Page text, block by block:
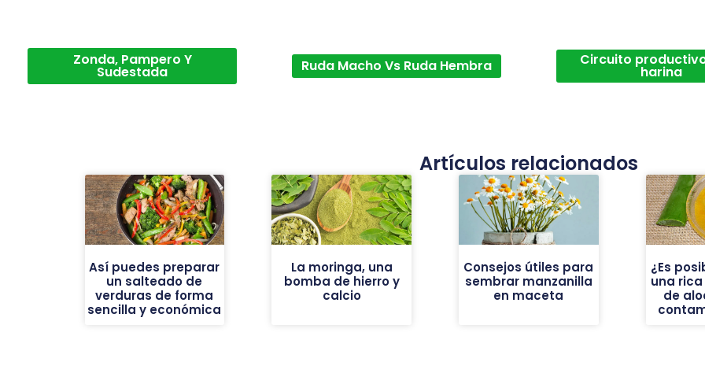
Zonda, Pampero Y
Sudestada Ruda Macho Vs Ruda Hembra Circuito
harina
Artículos relacionados
Así puedes preparar
un salteado de
verduras de forma
sencilla y económica
La moringa, una
bomba de hierro y
calcio
Consejos útiles para
sembrar manzanilla
en maceta
¿Es
una
de